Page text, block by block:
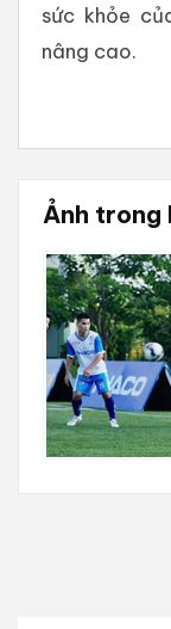
sức khỏe
nâng cao.
Ảnh trong